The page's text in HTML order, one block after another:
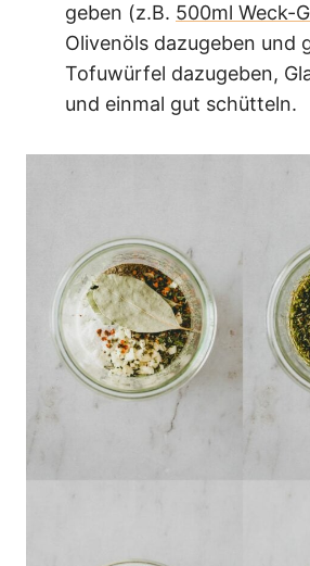
geben (z.B. 500ml Weck-
Olivenöls dazugeben und
Tofuwürfel dazugeben,
und einmal gut schütteln.